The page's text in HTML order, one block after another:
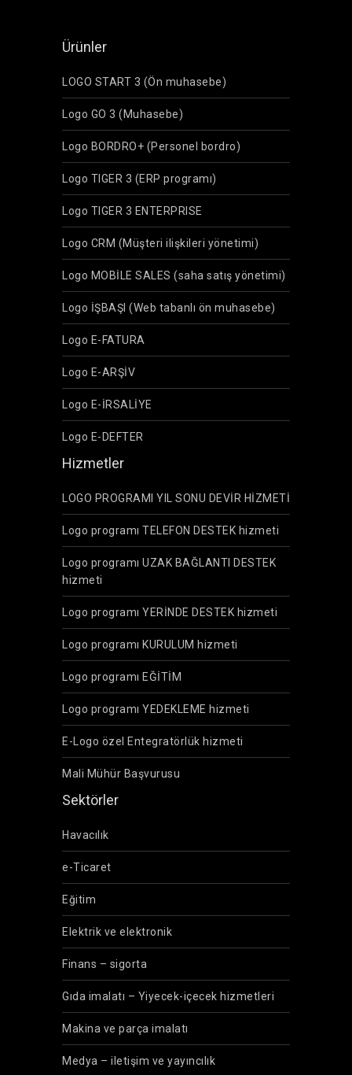
Ürünler
LOGO START 3 (Ön muhasebe)
Logo GO 3 (Muhasebe)
Logo BORDRO+ (Personel bordro)
Logo TIGER 3 (ERP programı)
Logo TIGER 3 ENTERPRISE
Logo CRM (Müşteri ilişkileri yönetimi)
Logo MOBİLE SALES (saha satış yönetimi)
Logo İŞBAŞI (Web tabanlı ön muhasebe)
Logo E-FATURA
Logo E-ARŞİV
Logo E-İRSALİYE
Logo E-DEFTER
Hizmetler
LOGO PROGRAMI YIL SONU DEVİR HİZMETİ
Logo programı TELEFON DESTEK hizmeti
Logo programı UZAK BAĞLANTI DESTEK
hizmeti
Logo programı YERİNDE DESTEK hizmeti
Logo programı KURULUM hizmeti
Logo programı EĞİTİM
Logo programı YEDEKLEME hizmeti
E-Logo özel Entegratörlük hizmeti
Mali Mühür Başvurusu
Sektörler
Havacılık
e-Ticaret
Eğitim
Elektrik ve elektronik
Finans – sigorta
Gıda imalatı – Yiyecek-içecek hizmetleri
Makina ve parça imalatı
Medya – iletişim ve yayıncılık